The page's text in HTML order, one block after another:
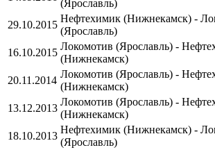
(Ярославль)
29.10.2015
Нефтехимик (Нижнекамск) -
(Ярославль)
16.10.2015
Локомотив (Ярославль) -
(Нижнекамск)
20.11.2014
Локомотив (Ярославль) -
(Нижнекамск)
13.12.2013
Локомотив (Ярославль) -
(Нижнекамск)
18.10.2013
Нефтехимик (Нижнекамск) -
(Ярославль)